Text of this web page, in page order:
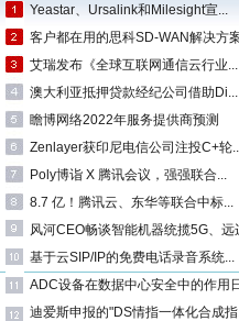
Yeastar、Ursalink和Milesight宣...
客户都在用的思科SD-WAN解决方
艾瑞发布《全球互联网通信云行业...
澳大利亚抵押贷款经纪公司借助Di...
瞻博网络2022年服务提供商预测
Zenlayer获印尼电信公司注投C+轮
Poly博诣 X 腾讯会议，强强联合...
8.7 亿！腾讯云、东华等联合中标...
风河CEO畅谈智能机器统揽5G、远
基于云SIP/IP的免费电话录音系统...
ADC设备在数据中心安全中的作用
迪爱斯申报的"DS情指一体化合成